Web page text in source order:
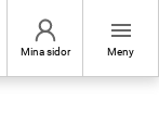
Mina sidor
menu
Meny